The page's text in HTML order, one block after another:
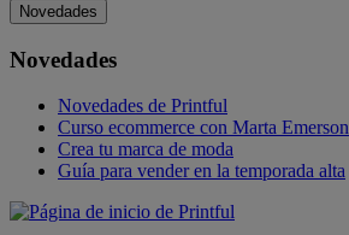
Novedades
Novedades
Novedades de Printful
Curso ecommerce con Marta Emerson
Crea tu marca de moda
Guía para vender en la temporada alta